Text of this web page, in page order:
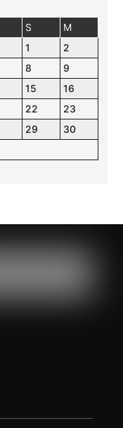
S
M
1
2
8
9
15
16
22
23
29
30